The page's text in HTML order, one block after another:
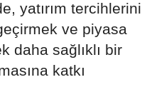
yatırım tercihlerini
ve piyasa
daha sağlıklı bir
katkı